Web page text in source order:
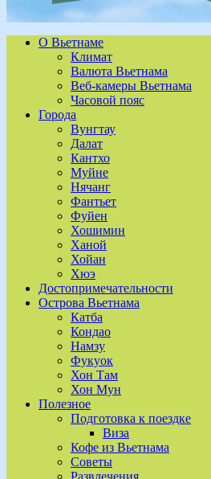
О Вьетнаме
Климат
Валюта Вьетнама
Веб-камеры Вьетнама
Часовой пояс
Города
Вунгтау
Далат
Кантхо
Муйне
Нячанг
Фантьет
Фуйен
Хошимин
Ханой
Хойан
Хюэ
Достопримечательности
Острова Вьетнама
Катба
Кондао
Намзу
Фукуок
Хон Там
Хон Мун
Полезное
Подготовка к поездке
Виза
Кофе из Вьетнама
Советы
Развлечения